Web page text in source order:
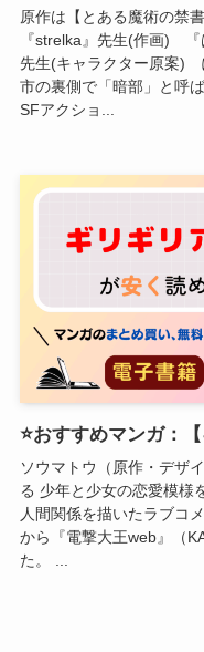
原作は【とある魔術の禁
『strelka』先生(作画) 『
先生(キャラクター原案)
市の裏側で「暗部」と呼
SFアクショ...
⭐おすすめマンガ：
ソウマトウ（原作・デザ
る 少年と少女の恋愛模様
人間関係を描いたラブコ
から『電撃大王web』（
た。 ...